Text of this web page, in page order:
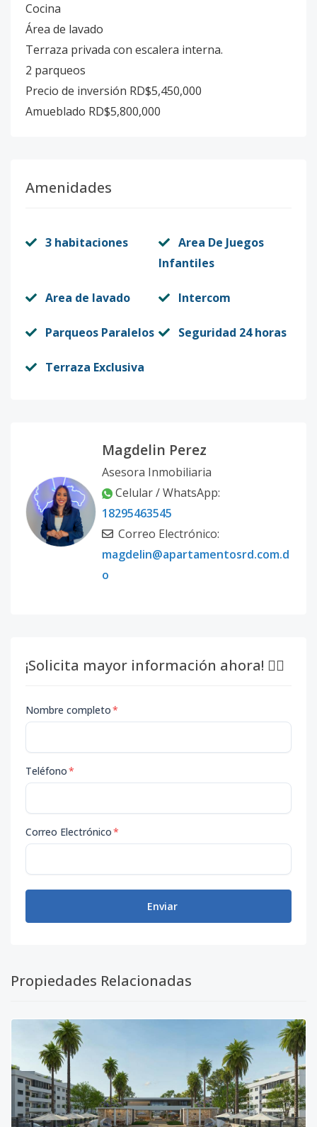
Cocina
Área de lavado
Terraza privada con escalera interna.
2 parqueos
Precio de inversión RD$5,450,000
Amueblado RD$5,800,000
Amenidades
3 habitaciones
Area De Juegos
Infantiles
Area de lavado Intercom
Parqueos Paralelos Seguridad 24 horas
Terraza Exclusiva
Magdelin Perez
Asesora Inmobiliaria
Celular / WhatsApp:
18295463545
Correo Electrónico:
magdelin@apartamentosrd.com.d
o
¡Solicita mayor información ahora! 👇🏽
Nombre completo*
Teléfono*
Correo Electrónico*
Enviar
Propiedades Relacionadas